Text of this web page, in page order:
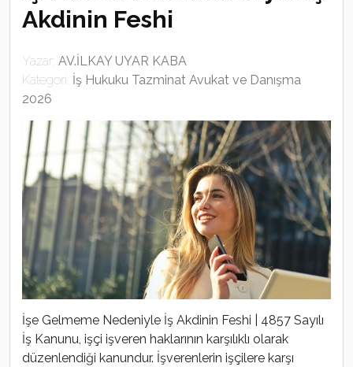
Akdinin Feshi
Yazar: AV.İLKAY UYAR KABA
Kategori: İş Hukuku Tazminat Avukat ve Danışma
2026
İşe Gelmeme Nedeniyle İş Akdinin Feshi | 4857 Sayılı
İş Kanunu, işçi işveren haklarının karşılıklı olarak
düzenlendiği kanundur. İşverenlerin işçilere karşı